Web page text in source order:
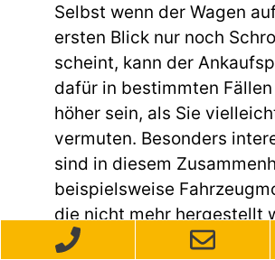
Selbst wenn der Wagen
ersten Blick nur noch
scheint, kann der
dafür in bestimmten
höher sein, als Sie
vermuten. Besonders
sind in diesem
beispielsweise
die nicht mehr hergestellt
und nur in relativ geringer